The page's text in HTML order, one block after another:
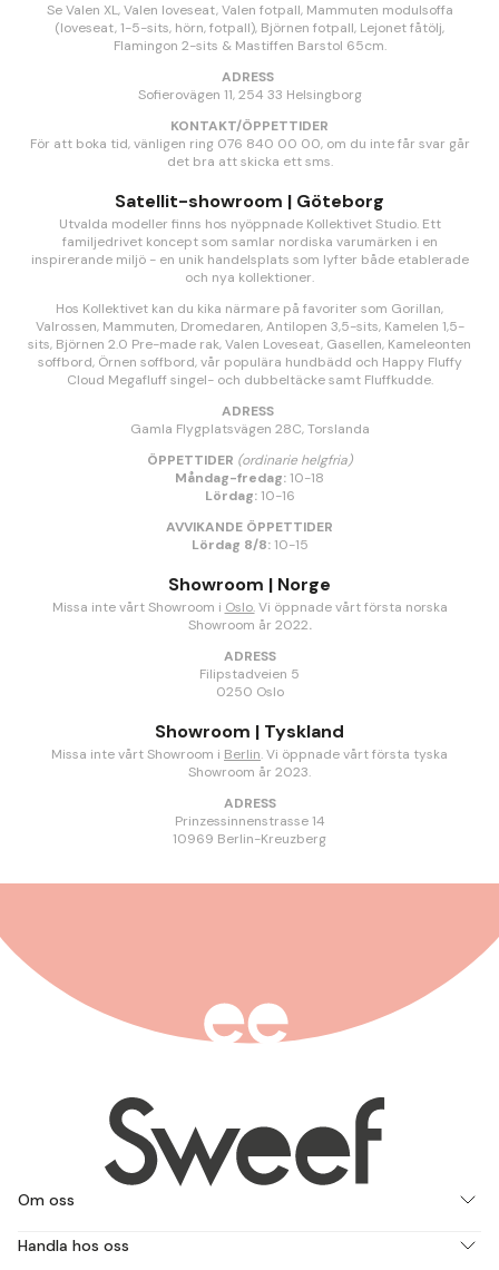
Se Valen XL, Valen loveseat, Valen fotpall, Mammuten modulsoffa
(loveseat, 1-5-sits, hörn, fotpall), Björnen fotpall, Lejonet fåtölj,
Flamingon 2-sits & Mastiffen Barstol 65cm.
ADRESS
Sofierovägen 11, 254 33 Helsingborg
KONTAKT/ÖPPETTIDER
För att boka tid, vänligen ring 076 840 00 00, om du inte får svar går
det bra att skicka ett sms.
Satellit-showroom | Göteborg
Utvalda modeller finns hos nyöppnade Kollektivet Studio. Ett
familjedrivet koncept som samlar nordiska varumärken i en
inspirerande miljö - en unik handelsplats som lyfter både etablerade
och nya kollektioner.
Hos Kollektivet kan du kika närmare på favoriter som Gorillan,
Valrossen, Mammuten, Dromedaren, Antilopen 3,5-sits, Kamelen 1,5-
sits, Björnen 2.0 Pre-made rak, Valen Loveseat, Gasellen, Kameleonten
soffbord, Örnen soffbord, vår populära hundbädd och Happy Fluffy
Cloud Megafluff singel- och dubbeltäcke samt Fluffkudde.
ADRESS
Gamla Flygplatsvägen 28C, Torslanda
ÖPPETTIDER (ordinarie helgfria)
Måndag-fredag: 10-18
Lördag:10-16
AVVIKANDE ÖPPETTIDER
Lördag 8/8: 10-15
Showroom | Norge
Missa inte vårt Showroom i Oslo.Vi öppnade vårt första norska
Showroom år 2022.
ADRESS
Filipstadveien 5
0250 Oslo
Showroom | Tyskland
Missa inte vårt Showroom i Berlin. Vi öppnade vårt första tyska
Showroom år 2023.
ADRESS
Prinzessinnenstrasse 14
10969 Berlin-Kreuzberg
Om oss
Handla hos oss